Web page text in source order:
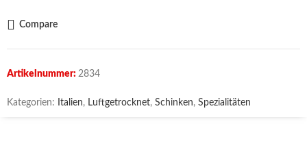
Compare
Artikelnummer: 2834
Kategorien: Italien, Luftgetrocknet, Schinken, Spezialitäten